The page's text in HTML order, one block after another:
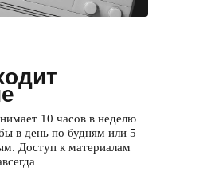
10 часов в неделю
в день по будням или 5
Доступ к материалам